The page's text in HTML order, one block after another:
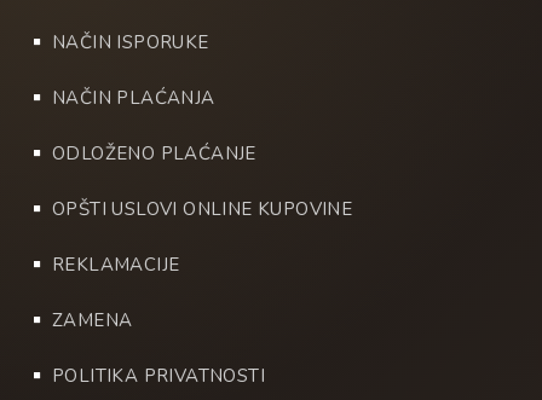
NAČIN ISPORUKE
NAČIN PLAĆANJA
ODLOŽENO PLAĆANJE
OPŠTI USLOVI ONLINE KUPOVINE
REKLAMACIJE
ZAMENA
POLITIKA PRIVATNOSTI